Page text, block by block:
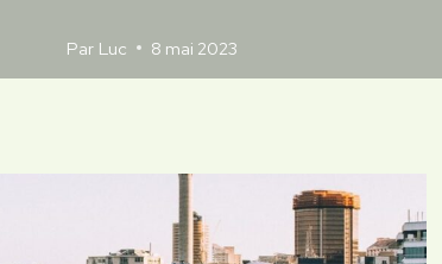
Par Luc 8 mai 2023